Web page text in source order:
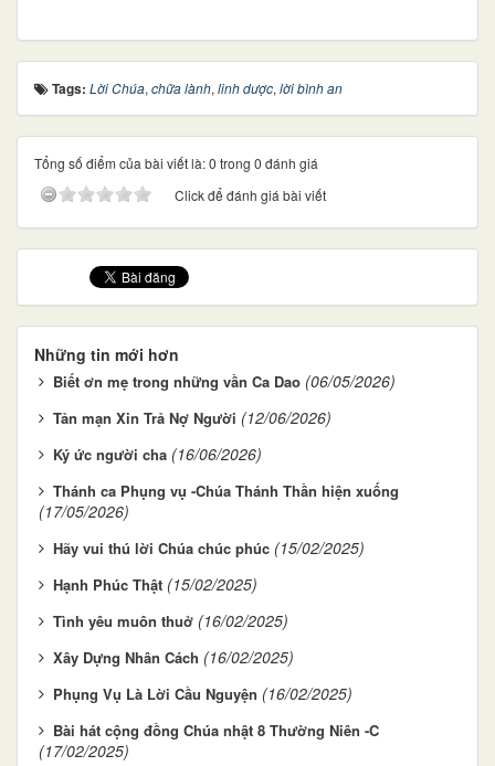
Tags: Lời Chúa, chữa lành, linh dược, lời bình an
Tổng số điểm của bài viết là: 0 trong 0 đánh giá
Click để đánh giá bài viết
Những tin mới hơn
Biết ơn mẹ trong những vần Ca Dao (06/05/2026)
Tản mạn Xin Trả Nợ Người (12/06/2026)
Ký ức người cha (16/06/2026)
Thánh ca Phụng vụ -Chúa Thánh Thần hiện xuống
(17/05/2026)
Hãy vui thú lời Chúa chúc phúc (15/02/2025)
Hạnh Phúc Thật (15/02/2025)
Tình yêu muôn thuở (16/02/2025)
Xây Dựng Nhân Cách (16/02/2025)
Phụng Vụ Là Lời Cầu Nguyện (16/02/2025)
Bài hát cộng đồng Chúa nhật 8 Thường Niên -C
(17/02/2025)